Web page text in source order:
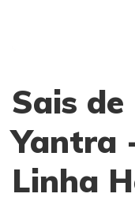
Sais
Yantra
Linha